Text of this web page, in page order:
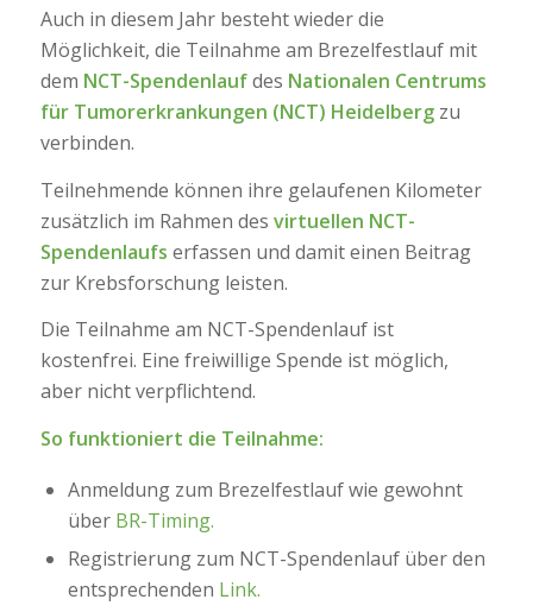
Auch in diesem Jahr besteht wieder die
Möglichkeit, die Teilnahme am Brezelfestlauf mit
dem NCT-Spendenlauf des Nationalen Centrums
für Tumorerkrankungen (NCT) Heidelbergzu
verbinden.
Teilnehmende können ihre gelaufenen Kilometer
zusätzlich im Rahmen des virtuellen NCT-
Spendenlaufs erfassen und damit einen Beitrag
zur Krebsforschung leisten.
Die Teilnahme am NCT-Spendenlauf ist
kostenfrei. Eine freiwillige Spende ist möglich,
aber nicht verpflichtend.
So funktioniert die Teilnahme:
Anmeldung zum Brezelfestlauf wie gewohnt
über BR-Timing.
Registrierung zum NCT-Spendenlauf über den
entsprechenden Link.